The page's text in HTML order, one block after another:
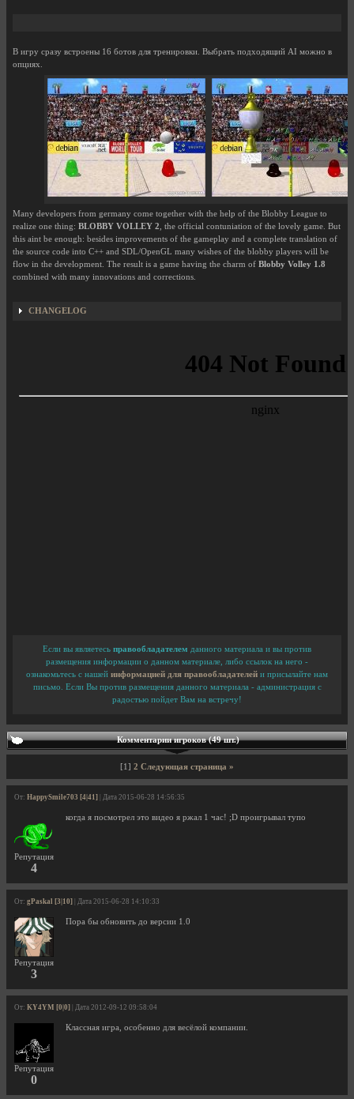
В игру сразу встроены 16 ботов для тренировки. Выбрать подходящий AI можно в
опциях.
Many developers from germany come together with the help of the Blobby League to
realize one thing: BLOBBY VOLLEY 2 , the official contuniation of the lovely game. But
this aint be enough: besides improvements of the gameplay and a complete translation of
the source code into C++ and SDL/OpenGL many wishes of the blobby players will be
flow in the development. The result is a game having the charm of Blobby Volley 1.8
combined with many innovations and corrections.
CHANGELOG
Если вы являетесь правообладателем данного материала и вы против
размещения информации о данном материале, либо ссылок на него -
ознакомьтесь с нашей информацией для правообладателей и присылайте нам
письмо. Если Вы против размещения данного материала - администрация с
радостью пойдет Вам на встречу!
Комментарии игроков (49 шт.)
[1] 2 Следующая страница »
От: HappySmile703 [4|41] | Дата 2015-06-28 14:56:35
Репутация
4
когда я посмотрел это видео я ржал 1 час! ;D проигрывал тупо
От: gPaskal [3|10] | Дата 2015-06-28 14:10:33
Репутация
3
Пора бы обновить до версии 1.0
От: KY4YM [0|0] | Дата 2012-09-12 09:58:04
Репутация
0
Классная игра, особенно для весёлой компании.